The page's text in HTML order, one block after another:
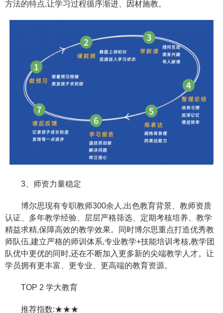
方法的特点,让学习过程循序渐进、因材施教。
3、师资力量稳定
博尔思现有专职教师300余人,出色教育背景、教师资质
认证、多年教学经验、层层严格筛选、定期考核培养、教学
精益求精,保障高效的教学效果。同时博尔思重点打造优秀教
师队伍,建立严格的师训体系,专业教学+技能培训考核,教学团
队优中更优的同时,还在不断加入更多新的尖端教学人才。让
学员拥有更丰富、更专业、更高端的教育资源。
TOP 2 学大教育
推荐指数:★★★